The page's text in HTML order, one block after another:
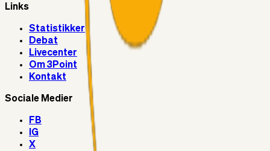
Links
Statistikker
Debat
Livecenter
Om 3Point
Kontakt
Sociale Medier
FB
IG
X